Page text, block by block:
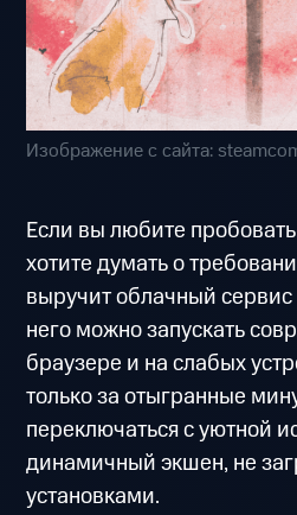
Изображение с сайта:
Если вы любите
хотите думать о
выручит облачный
него можно запускать
браузере и на слабых
только за отыгранные
переключаться с уютной
динамичный экшен, не
установками.